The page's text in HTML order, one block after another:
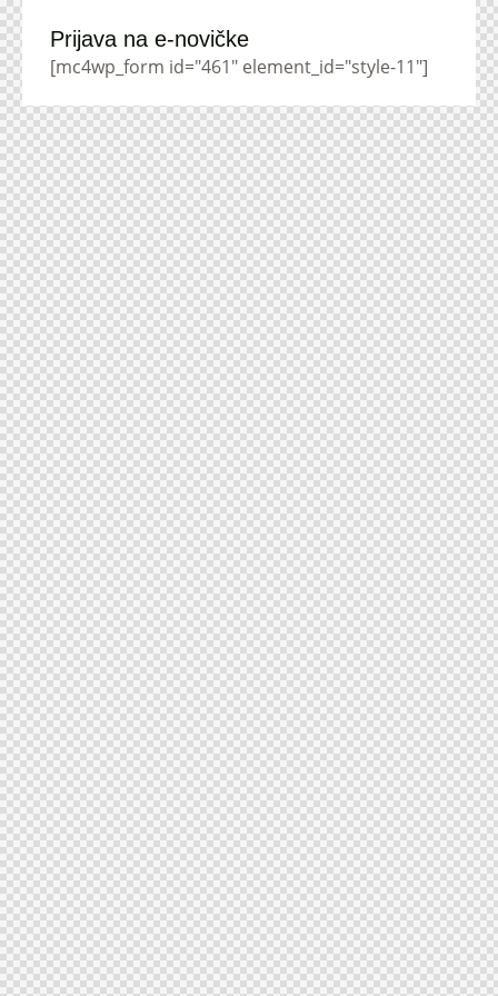
Prijava na e-novičke
[mc4wp_form id="461" element_id="style-11"]